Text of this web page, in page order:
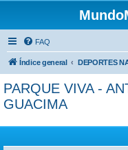
FAQ
Índice general
PARQUE VIVA -
GUACIMA